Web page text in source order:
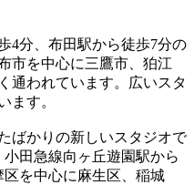
4分、布田駅から徒歩7分の
市を中心に三鷹市、狛江
通われています。広いスタ
ます。
ばかりの新しいスタジオで
田急線向ヶ丘遊園駅から
を中心に麻生区、稲城